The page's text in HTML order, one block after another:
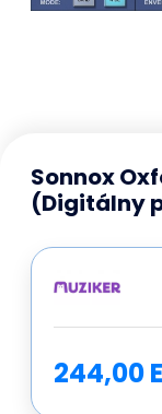
Sonnox
(Digitálny
244,00